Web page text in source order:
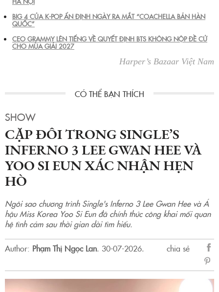
BIG 4 CỦA K-POP ẤN ĐỊNH NGÀY RA MẮT “COACHELLA BẢN HÀN
QUỐC”
CEO GRAMMY LÊN TIẾNG VỀ QUYẾT ĐỊNH BTS KHÔNG NỘP ĐỀ CỬ
CHO MÙA GIẢI 2027
Harper’s Bazaar Việt Nam
SHOW
CẶP ĐÔI TRONG SINGLE’S
INFERNO 3 LEE GWAN HEE VÀ
YOO SI EUN XÁC NHẬN HẸN
HÒ
Ngôi sao chương trình Single's Inferno 3 Lee Gwan Hee và Á
hậu Miss Korea Yoo Si Eun đã chính thức công khai mối quan
hệ tình cảm sau thời gian dài tìm hiểu.
Author: Phạm Thị Ngọc Lan. 30-07-2026.
chia sẻ
sẻ